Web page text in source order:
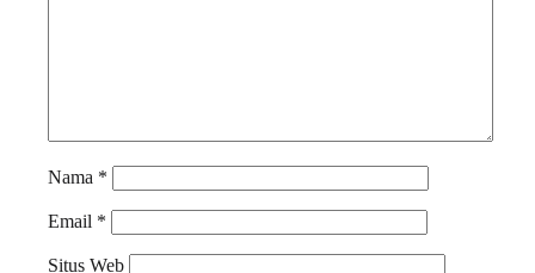
Nama *
Email *
Situs Web